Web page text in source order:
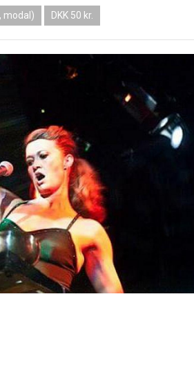
modal) DKK 50 kr.